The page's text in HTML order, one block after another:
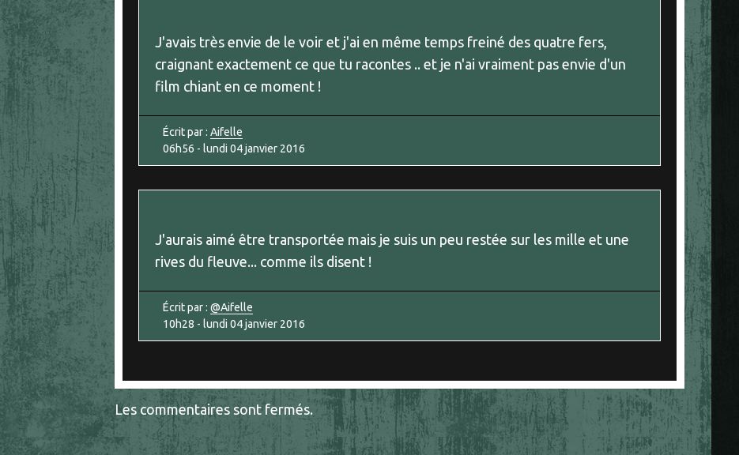
J'avais très envie de le voir et j'ai en même temps freiné des quatre fers,
craignant exactement ce que tu racontes .. et je n'ai vraiment pas envie d'un
film chiant en ce moment !
Écrit par : Aifelle
06h56 - lundi 04janvier 2016
J'aurais aimé être transportée mais je suis un peu restée sur les mille et une
rives du fleuve... comme ils disent !
Écrit par : @Aifelle
10h28 - lundi 04janvier 2016
Les commentaires sont fermés.